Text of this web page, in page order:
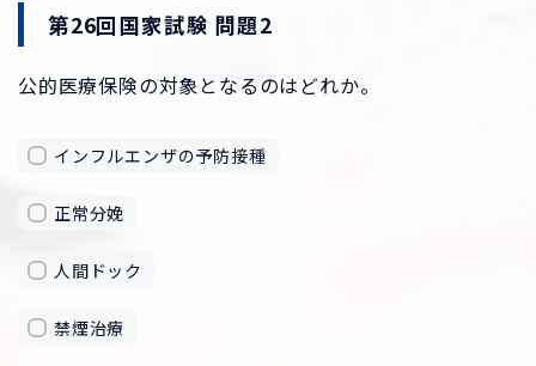
第26回国家試験 問題2
公的医療保険の対象となるのはどれか。
インフルエンザの予防接種
正常分娩
人間ドック
禁煙治療